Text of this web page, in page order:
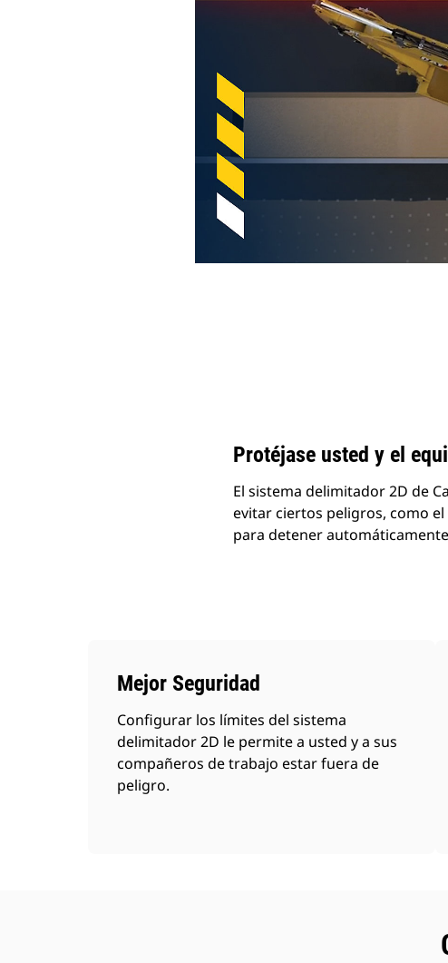
Protéjase usted y el
El sistema delimitador 2D de
evitar ciertos peligros, como
para detener
Mejor Seguridad
Configurar los límites del sistema
delimitador 2D le permite a usted y a sus
compañeros de trabajo estar fuera de
peligro.